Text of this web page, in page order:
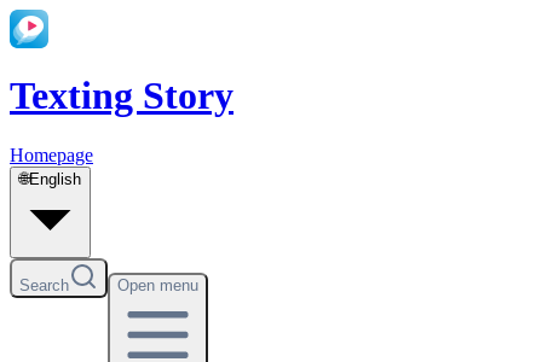
Texting Story
Homepage
🌐English
Search Open menu